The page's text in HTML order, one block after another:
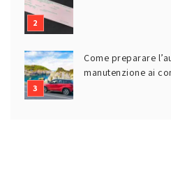
Come preparare
manutenzione ai